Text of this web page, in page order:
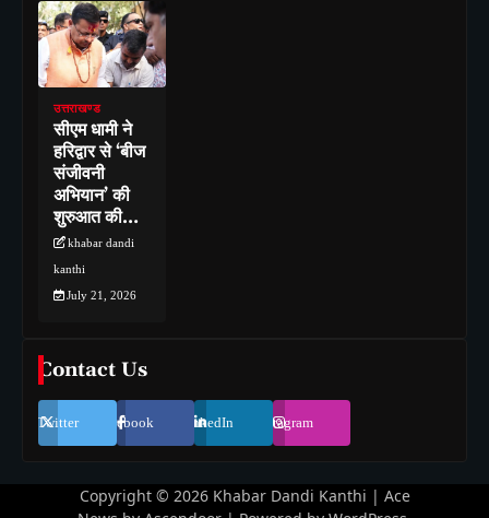
उत्तराखण्ड
सीएम धामी ने
हरिद्वार से ‘बीज
संजीवनी
अभियान’ की
शुरुआत की…
khabar dandi
kanthi
July 21, 2026
Contact Us
Twitter Facebook LinkedIn Instagram
Copyright © 2026 Khabar Dandi Kanthi | Ace